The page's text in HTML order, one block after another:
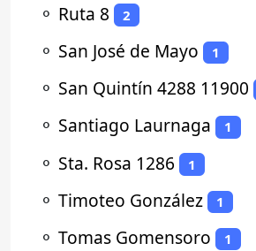
⚬ Ruta 8 2
⚬ San José de Mayo 1
⚬ San Quintín 4288 11900
⚬ Santiago Laurnaga 1
⚬ Sta. Rosa 1286 1
⚬ Timoteo González 1
⚬ Tomas Gomensoro 1